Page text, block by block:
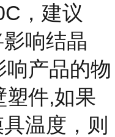
，建议
响结晶
响产品的物
塑件,如果
温度，则